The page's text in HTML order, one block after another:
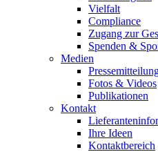
Vielfalt
Compliance
Zugang zur
Spenden &
Medien
Fotos & Videos
Publikationen
Kontakt
Ihre Ideen
Kontaktbereich